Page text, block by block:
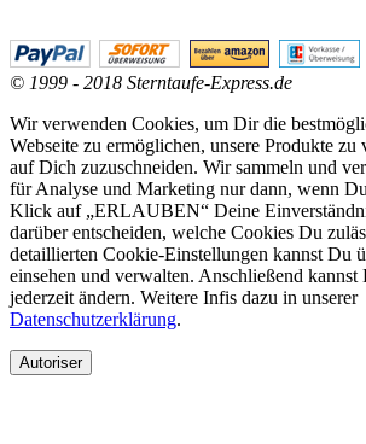
© 1999 - 2018 Sterntaufe-Express.de
Wir verwenden Cookies, um Dir die
Webseite zu ermöglichen, unsere Produkte zu
auf Dich zuzuschneiden. Wir sammeln und
für Analyse und Marketing nur dann, wenn
Klick auf „ERLAUBEN“ Deine
darüber entscheiden, welche Cookies Du
detaillierten Cookie-Einstellungen kannst Du
einsehen und verwalten. Anschließend
jederzeit ändern. Weitere Infis dazu in unserer
Datenschutzerklärung.
Autoriser